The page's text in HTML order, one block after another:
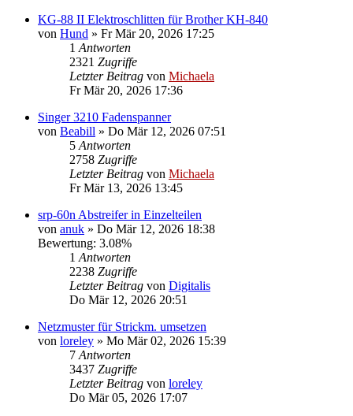
KG-88 II Elektroschlitten für Brother KH-840
von Hund » Fr Mär 20, 2026 17:25
1 Antworten
2321 Zugriffe
Letzter Beitrag von Michaela
Fr Mär 20, 2026 17:36
Singer 3210 Fadenspanner
von Beabill » Do Mär 12, 2026 07:51
5 Antworten
2758 Zugriffe
Letzter Beitrag von Michaela
Fr Mär 13, 2026 13:45
srp-60n Abstreifer in Einzelteilen
von anuk » Do Mär 12, 2026 18:38
Bewertung: 3.08%
1 Antworten
2238 Zugriffe
Letzter Beitrag von Digitalis
Do Mär 12, 2026 20:51
Netzmuster für Strickm. umsetzen
von loreley » Mo Mär 02, 2026 15:39
7 Antworten
3437 Zugriffe
Letzter Beitrag von loreley
Do Mär 05, 2026 17:07